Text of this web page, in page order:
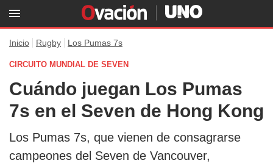
Inicio Rugby Los Pumas 7s
CIRCUITO MUNDIAL DE SEVEN
Cuándo juegan Los Pumas
7s en el Seven de Hong Kong
Los Pumas 7s, que vienen de consagrarse
campeones del Seven de Vancouver,